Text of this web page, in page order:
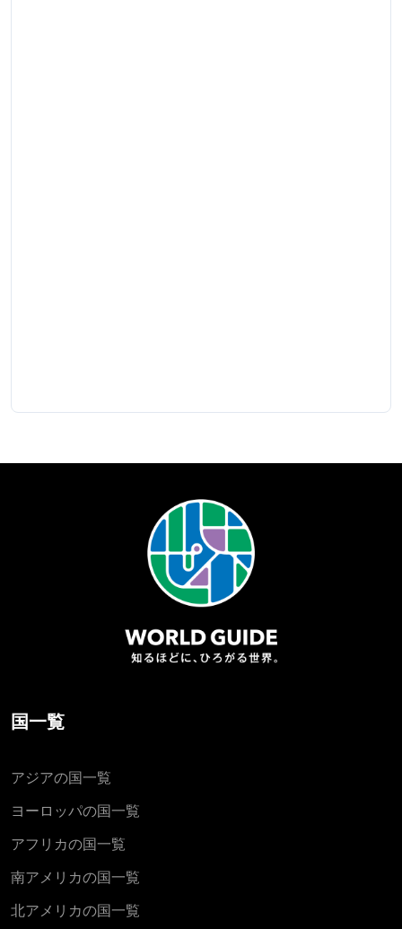
国一覧
アジアの国一覧
ヨーロッパの国一覧
アフリカの国一覧
南アメリカの国一覧
北アメリカの国一覧